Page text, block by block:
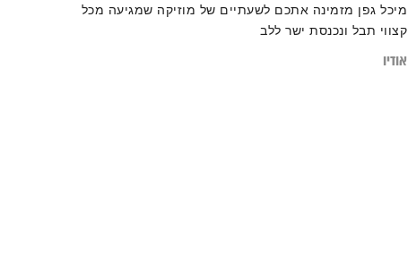
מיכל גפן מזמינה אתכם לשעתיים של מוזיקה שמגיעה מכל
קצווי תבל ונכנסת ישר ללב
אודיו